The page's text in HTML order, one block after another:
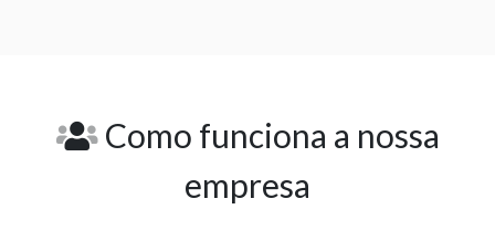
Como funciona a nossa
empresa